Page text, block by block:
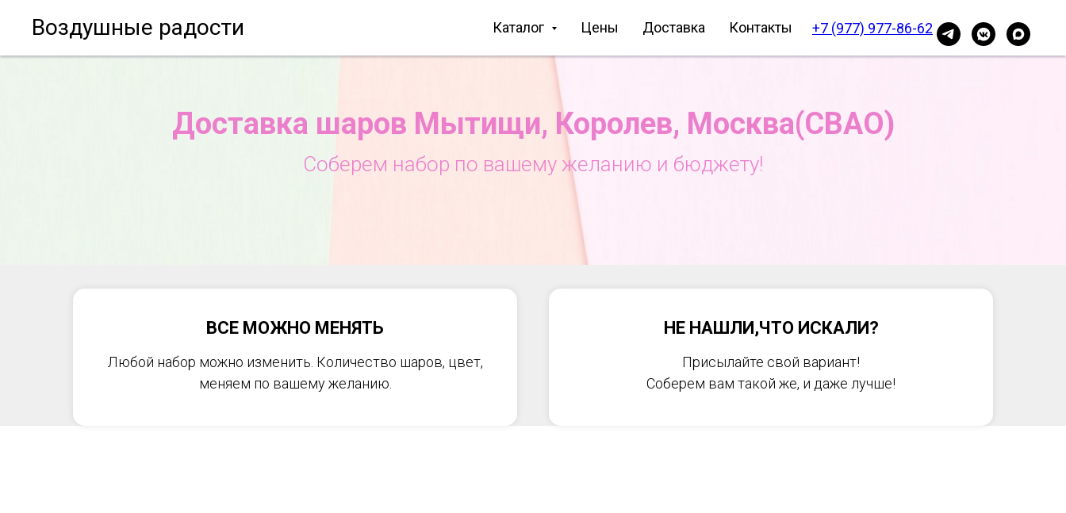
Воздушные радости Каталог Цены Доставка Контакты +7 (977) 977-86-62
Доставка шаров Мытищи, Королев, Москва(СВАО)
Соберем набор по вашему желанию и бюджету!
ВСЕ МОЖНО МЕНЯТЬ
Любой набор можно изменить. Количество шаров, цвет,
меняем по вашему желанию.
НЕ НАШЛИ,ЧТО ИСКАЛИ?
Присылайте свой вариант!
Соберем вам такой же, и даже лучше!